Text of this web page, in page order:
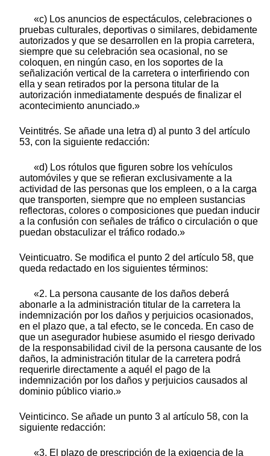
«c) Los anuncios de espectáculos, celebraciones o
pruebas culturales, deportivas o similares, debidamente
autorizados y que se desarrollen en la propia carretera,
siempre que su celebración sea ocasional, no se
coloquen, en ningún caso, en los soportes de la
señalización vertical de la carretera o interfiriendo con
ella y sean retirados por la persona titular de la
autorización inmediatamente después de finalizar el
acontecimiento anunciado.»
Veintitrés. Se añade una letra d) al punto 3 del artículo
53, con la siguiente redacción:
«d) Los rótulos que figuren sobre los vehículos
automóviles y que se refieran exclusivamente a la
actividad de las personas que los empleen, o a la carga
que transporten, siempre que no empleen sustancias
reflectoras, colores o composiciones que puedan inducir
a la confusión con señales de tráfico o circulación o que
puedan obstaculizar el tráfico rodado.»
Veinticuatro. Se modifica el punto 2 del artículo 58, que
queda redactado en los siguientes términos:
«2. La persona causante de los daños deberá
abonarle a la administración titular de la carretera la
indemnización por los daños y perjuicios ocasionados,
en el plazo que, a tal efecto, se le conceda. En caso de
que un asegurador hubiese asumido el riesgo derivado
de la responsabilidad civil de la persona causante de los
daños, la administración titular de la carretera podrá
requerirle directamente a aquél el pago de la
indemnización por los daños y perjuicios causados al
dominio público viario.»
Veinticinco. Se añade un punto 3 al artículo 58, con la
siguiente redacción:
«3. El plazo de prescripción de la exigencia de la